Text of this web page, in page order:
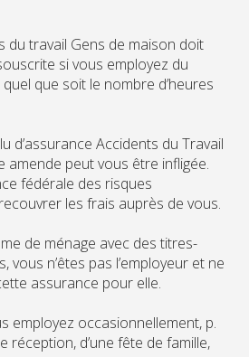
du travail Gens de maison doit
si vous employez du
que soit le nombre d’heures
d’assurance Accidents du Travail
amende peut vous être infligée.
fédérale des risques
les frais auprès de vous.
de ménage avec des titres-
vous n’êtes pas l’employeur et ne
assurance pour elle.
employez occasionnellement, p.
réception, d’une fête de famille,